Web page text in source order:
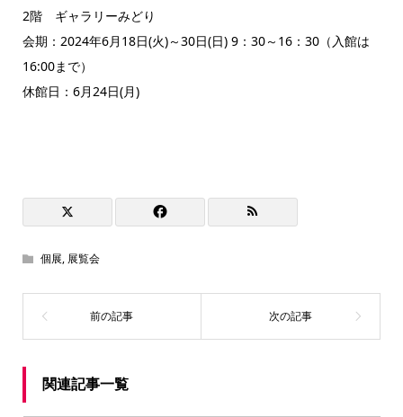
2階 ギャラリーみどり
会期：2024年6月18日(火)～30日(日) 9：30～16：30（入館は
16:00まで）
休館日：6月24日(月)
個展, 展覧会
関連記事一覧